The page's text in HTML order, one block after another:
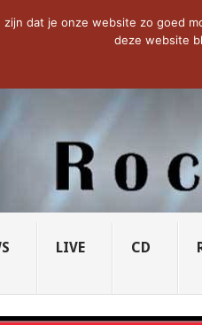
THE VICIOUS HEAD SOCIETY...
LIVE CD
dat je onze website zo goed
deze website